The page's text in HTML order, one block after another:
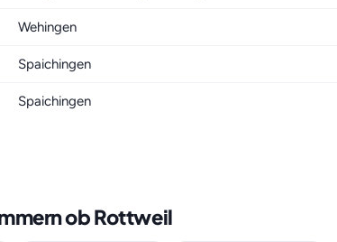
Wehingen
Spaichingen
Spaichingen
ob Rottweil